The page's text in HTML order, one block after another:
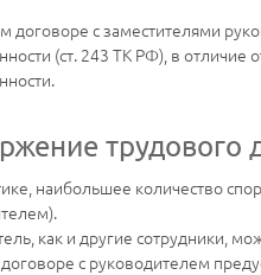
договоре с заместителями
(ст. 243 ТК РФ), в
трудового
наибольшее количество
как и другие сотрудники,
с руководителем